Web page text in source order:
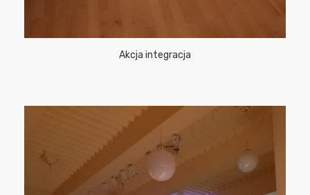
Akcja integracja